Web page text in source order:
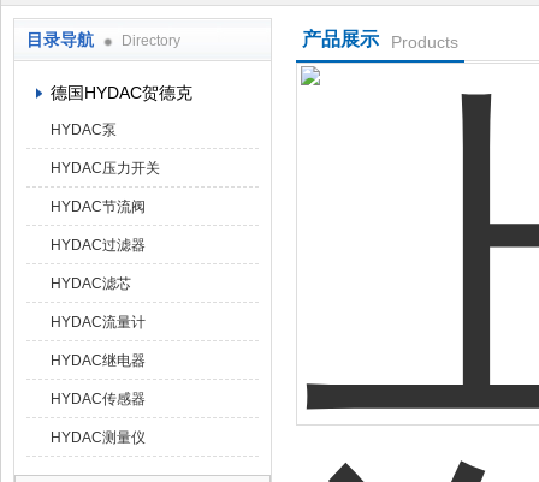
目录导航 Directory
德国HYDAC贺德克
HYDAC泵
HYDAC压力开关
HYDAC节流阀
HYDAC过滤器
HYDAC滤芯
HYDAC流量计
HYDAC继电器
HYDAC传感器
HYDAC测量仪
产品展示 Products